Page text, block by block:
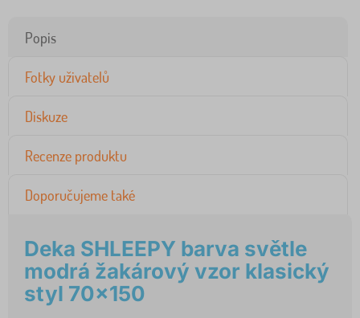
Popis
Fotky uživatelů
Diskuze
Recenze produktu
Doporučujeme také
Deka SHLEEPY barva světle
modrá žakárový vzor klasický
styl 70x150